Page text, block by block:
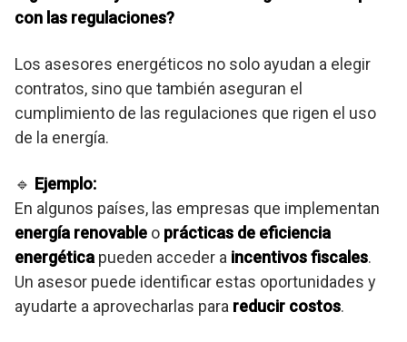
con las regulaciones?
Los asesores energéticos no solo ayudan a elegir
contratos, sino que también aseguran el
cumplimiento de las regulaciones que rigen el uso
de la energía.
🔹 Ejemplo:
En algunos países, las empresas que implementan
energía renovable o prácticas de eficiencia
energética pueden acceder a incentivos fiscales.
Un asesor puede identificar estas oportunidades y
ayudarte a aprovecharlas para reducir costos.